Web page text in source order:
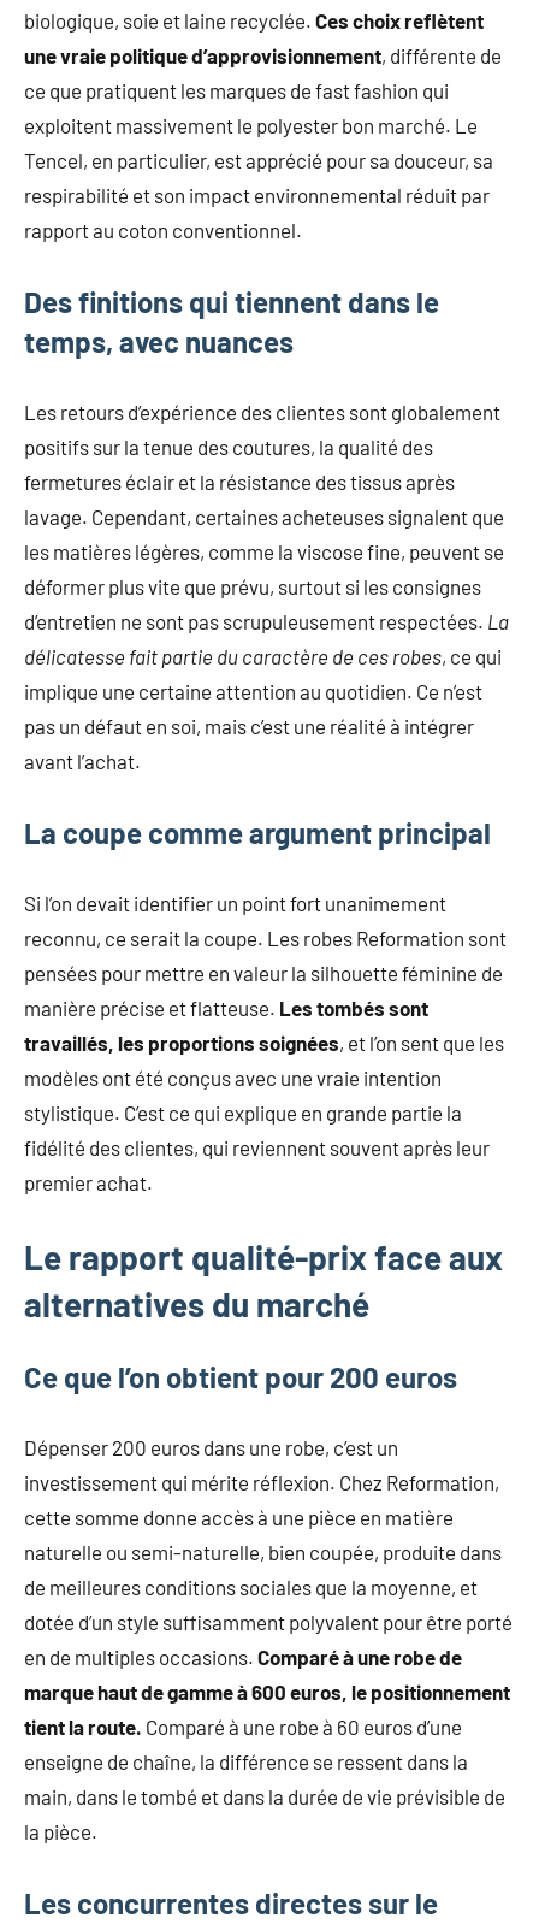
biologique, soie et laine recyclée. Ces choix reflètent
une vraie politique d’approvisionnement, différente de
ce que pratiquent les marques de fast fashion qui
exploitent massivement le polyester bon marché. Le
Tencel, en particulier, est apprécié pour sa douceur, sa
respirabilité et son impact environnemental réduit par
rapport au coton conventionnel.
Des finitions qui tiennent dans le
temps, avec nuances
Les retours d’expérience des clientes sont globalement
positifs sur la tenue des coutures, la qualité des
fermetures éclair et la résistance des tissus après
lavage. Cependant, certaines acheteuses signalent que
les matières légères, comme la viscose fine, peuvent se
déformer plus vite que prévu, surtout si les consignes
d’entretien ne sont pas scrupuleusement respectées. La
délicatesse fait partie du caractère de ces robes, ce qui
implique une certaine attention au quotidien. Ce n’est
pas un défaut en soi, mais c’est une réalité à intégrer
avant l’achat.
La coupe comme argument principal
Si l’on devait identifier un point fort unanimement
reconnu, ce serait la coupe. Les robes Reformation sont
pensées pour mettre en valeur la silhouette féminine de
manière précise et flatteuse. Les tombés sont
travaillés, les proportions soignées, et l’on sent que les
modèles ont été conçus avec une vraie intention
stylistique. C’est ce qui explique en grande partie la
fidélité des clientes, qui reviennent souvent après leur
premier achat.
Le rapport qualité-prix face aux
alternatives du marché
Ce que l’on obtient pour 200 euros
Dépenser 200 euros dans une robe, c’est un
investissement qui mérite réflexion. Chez Reformation,
cette somme donne accès à une pièce en matière
naturelle ou semi-naturelle, bien coupée, produite dans
de meilleures conditions sociales que la moyenne, et
dotée d’un style suffisamment polyvalent pour être porté
en de multiples occasions. Comparé à une robe de
marque haut de gamme à 600 euros, le positionnement
tient la route. Comparé à une robe à 60 euros d’une
enseigne de chaîne, la différence se ressent dans la
main, dans le tombé et dans la durée de vie prévisible de
la pièce.
Les concurrentes directes sur le